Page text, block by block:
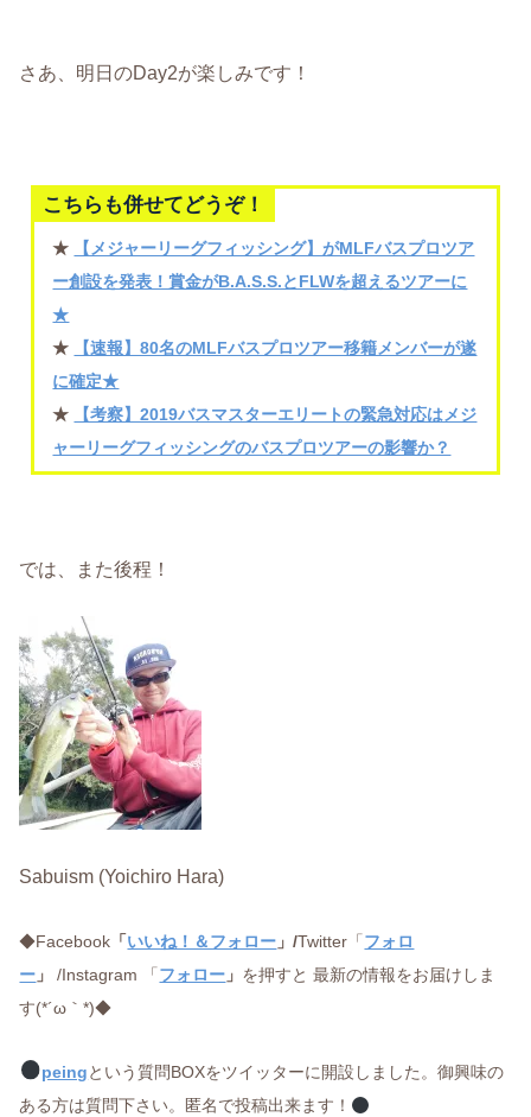
さあ、明日のDay2が楽しみです！
こちらも併せてどうぞ！
★
【メジャーリーグフィッシング】がMLFバスプロツア
ー創設を発表！賞金がB.A.S.S.とFLWを超えるツアーに
★
★
【速報】80名のMLFバスプロツアー移籍メンバーが遂
に確定★
★
【考察】2019バスマスターエリートの緊急対応はメジ
ャーリーグフィッシングのバスプロツアーの影響か？
では、また後程！
Sabuism (Yoichiro Hara)
◆Facebook 「 いいね！＆フォロー 」/Twitter「 フォロ
ー 」/Instagram 「 フォロー 」 を押すと 最新の情報をお届けしま
す(*´ω｀*)◆
peingという質問BOXをツイッターに開設しました。御興味の
ある方は質問下さい。匿名で投稿出来ます！